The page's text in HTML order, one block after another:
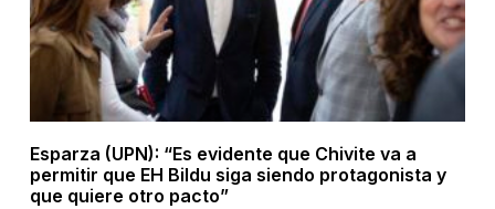
Esparza (UPN): “Es evidente que Chivite va a
permitir que EH Bildu siga siendo protagonista y
que quiere otro pacto”